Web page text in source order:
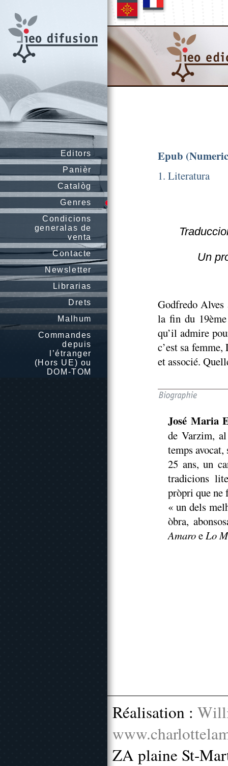
Editors
Panièr
Catalòg
Genres
Condicions
generalas de
venta
Contacte
Newsletter
Librarias
Drets
Malhum
Commandes
depuis
l’étranger
(Hors UE) ou
DOM-TOM
Epub
1. Literatura
Un
Godfredo Alves
la fin du
qu’il admire
c’est sa
et associé.
José Maria
de Varzim,
temps
25 ans, un
tradicions
pròpri que ne
« un dels
òbra,
AmaroeLo
Réalisation :
ZA plaine St-